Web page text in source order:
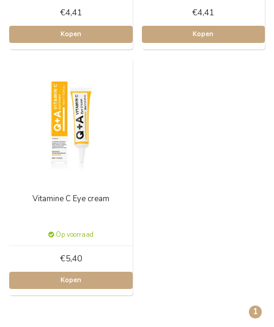
€4,41
Kopen
€4,41
Kopen
Vitamine C Eye cream
Op voorraad
€5,40
Kopen
1